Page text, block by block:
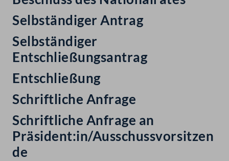
Selbständiger Antrag
Selbständiger
Entschließungsantrag
Entschließung
Schriftliche Anfrage
Schriftliche Anfrage an
Präsident:in/Ausschussvorsitzen
de